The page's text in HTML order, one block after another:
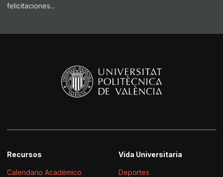
felicitaciones...
Recursos
Calendario Académico
Vida Universitaria
Deportes